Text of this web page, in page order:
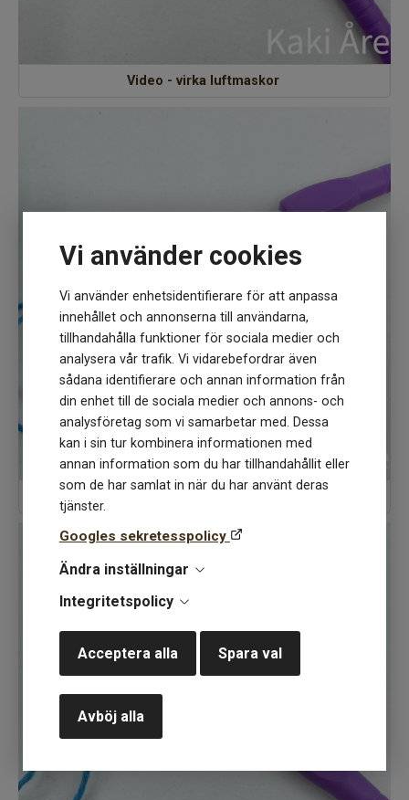
Vi använder cookies
Vi använder enhetsidentifierare för att anpassa
innehållet och annonserna till användarna,
tillhandahålla funktioner för sociala medier och
analysera vår trafik. Vi vidarebefordrar även
sådana identifierare och annan information från
din enhet till de sociala medier och annons- och
analysföretag som vi samarbetar med. Dessa
kan i sin tur kombinera informationen med
annan information som du har tillhandahållit eller
som de har samlat in när du har använt deras
tjänster.
Googles sekretesspolicy
Ändra inställningar
Integritetspolicy
Acceptera alla Spara val
Avböj alla
Video - virka luftmaskor